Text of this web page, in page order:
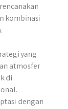
kombinasi
yang
atmosfer
di
dengan